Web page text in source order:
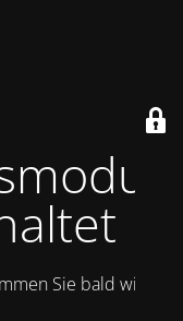
Sie bald wieder.